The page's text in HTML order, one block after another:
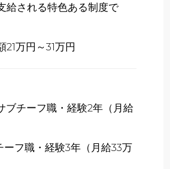
給される特色ある制度で
21万円～31万円
チーフ職・経験2年（月給
フ職・経験3年（月給33万